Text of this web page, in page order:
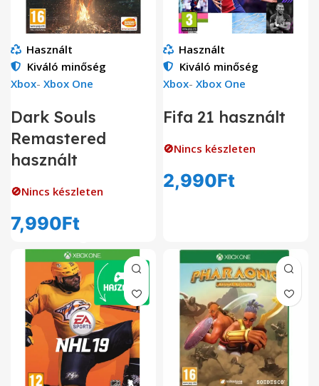
Használt
Kiváló minőség
Xbox- Xbox One
Dark Souls
Remastered
használt
🚫Nincs készleten
7,990Ft
Használt
Kiváló minőség
Xbox- Xbox One
Fifa 21 használt
🚫Nincs készleten
2,990Ft